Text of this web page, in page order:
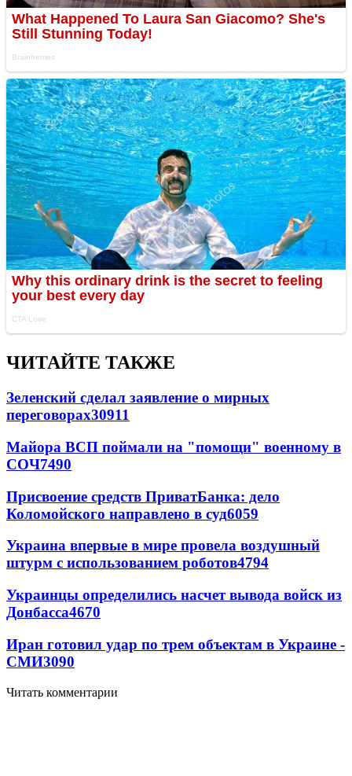
ЧИТАЙТЕ ТАКЖЕ
Зеленский сделал заявление о мирных
переговорах30911
Майора ВСП поймали на "помощи" военному в
СОЧ7490
Присвоение средств ПриватБанка: дело
Коломойского направлено в суд6059
Украина впервые в мире провела воздушный
штурм с использованием роботов4794
Украинцы определились насчет вывода войск из
Донбасса4670
Иран готовил удар по трем объектам в Украине -
СМИ3090
Читать комментарии